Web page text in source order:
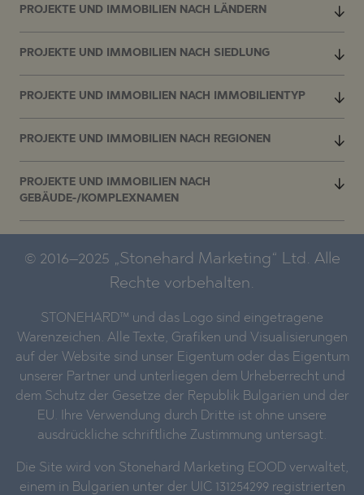
PROJEKTE UND IMMOBILIEN NACH LÄNDERN
PROJEKTE UND IMMOBILIEN NACH SIEDLUNG
PROJEKTE UND IMMOBILIEN NACH IMMOBILIENTYP
PROJEKTE UND IMMOBILIEN NACH REGIONEN
PROJEKTE UND IMMOBILIEN NACH
GEBÄUDE-/KOMPLEXNAMEN
© 2016–2025 „Stonehard Marketing“ Ltd. Alle
Rechte vorbehalten.
STONEHARD™ und das Logo sind eingetragene
Warenzeichen. Alle Texte, Grafiken und Visualisierungen
auf der Website sind unser Eigentum oder das Eigentum
unserer Partner und unterliegen dem Urheberrecht und
dem Schutz der Gesetze der Republik Bulgarien und der
EU. Ihre Verwendung durch Dritte ist ohne unsere
ausdrückliche schriftliche Zustimmung untersagt.
Die Site wird von Stonehard Marketing EOOD verwaltet,
einem in Bulgarien unter der UIC 131254299 registrierten